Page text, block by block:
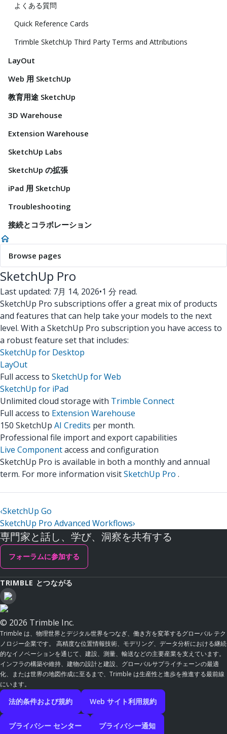
よくある質問
Quick Reference Cards
Trimble SketchUp Third Party Terms and Attributions
LayOut
Web 用 SketchUp
教育用途 SketchUp
3D Warehouse
Extension Warehouse
SketchUp Labs
SketchUp の拡張
iPad 用 SketchUp
Troubleshooting
接続とコラボレーション
Browse pages
SketchUp Pro
Last updated: 7月 14, 2026•1 分 read.
SketchUp Pro subscriptions offer a great mix of products
and features that can help take your models to the next
level. With a SketchUp Pro subscription you have access to
a robust feature set that includes:
SketchUp for Desktop
LayOut
Full access to SketchUp for Web
SketchUp for iPad
Unlimited cloud storage with Trimble Connect
Full access to Extension Warehouse
150 SketchUp AI Credits per month.
Professional file import and export capabilities
Live Componentaccess and configuration
SketchUp Pro is available in both a monthly and annual
term. For more information visitSketchUp Pro .
‹SketchUp Go
SketchUp Pro Advanced Workflows›
専門家と話し、学び、洞察を共有する
フォーラムに参加する
TRIMBLE とつながる
© 2026 Trimble Inc.
Trimble は、物理世界とデジタル世界をつなぎ、働き方を変革するグローバル テク
ノロジー企業です。 高精度な位置情報技術、モデリング、データ分析における継続
的なイノベーションを通じて、建設、測量、輸送などの主要産業を支えています。
インフラの構築や維持、建物の設計と建設、グローバルサプライチェーンの最適
化、または世界の地図作成に至るまで、Trimble は生産性と進歩を推進する最前線
にいます。
法的条件および規約 Web サイト利用規約
プライバシー センター プライバシー通知